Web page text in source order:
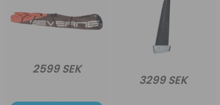
2599 SEK
3299 SEK